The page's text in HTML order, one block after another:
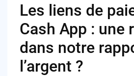
Les liens de
Cash App : une
dans notre
l’argent ?